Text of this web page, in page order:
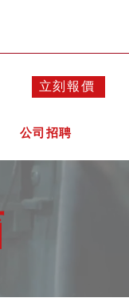
立刻報價
公司招聘